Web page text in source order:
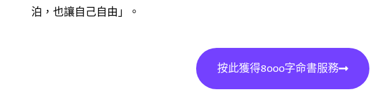
泊，也讓自己自由」。
按此獲得8000字命書服務